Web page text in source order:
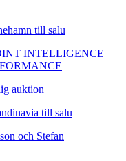
till salu
INTELLIGENCE
auktion
till salu
och Stefan